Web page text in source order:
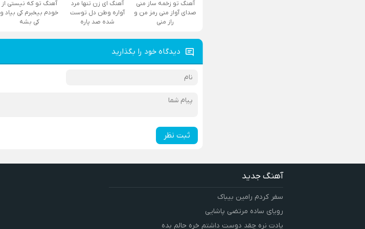
آهنگ تو زخمه ساز منی
صدای آواز منی رمز من و
راز منی
آهنگ ای زن تنها مرد
آواره وطن دل توست
شده صد پاره
آهنگ تو که نیستی از
خودم بیخبرم کی بیاد و
کی بشه
دیدگاه خود را بگذارید
ثبت نظر
آهنگ جدید
سفر کردم رامین بیباک
رویای ساده مرتضی پاشایی
یادت نره چقد دوست داشتم خره حالم بده